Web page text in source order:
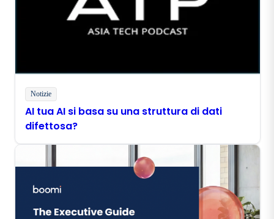
Notizie
AI tua AI si basa su una struttura di dati
difettosa?